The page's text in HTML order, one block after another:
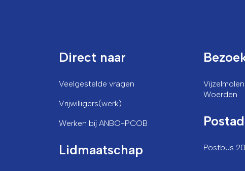
Direct naar
Veelgestelde vragen
Vrijwilligers(werk)
Werken bij ANBO-PCOB
Lidmaatschap
Woerden
Postbus